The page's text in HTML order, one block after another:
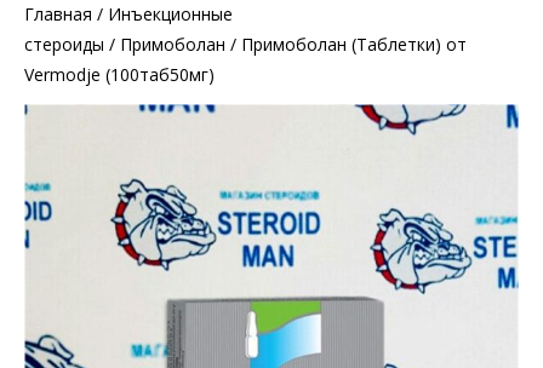
Главная / Инъекционные
стероиды / Примоболан / Примоболан (Таблетки) от
Vermodje (100таб50мг)